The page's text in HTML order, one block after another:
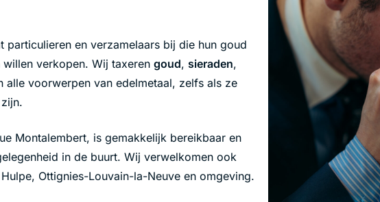
particulieren en verzamelaars bij die hun goud
verkopen. Wij taxeren goud, sieraden,
alle voorwerpen van edelmetaal, zelfs als ze
Montalembert, is gemakkelijk bereikbaar en
in de buurt. Wij verwelkomen ook
Ottignies-Louvain-la-Neuve en omgeving.